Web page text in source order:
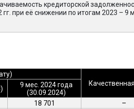
кредиторской
гг. при её снижении по итогам 2023 – 9
9 мес. 2024 года
(30.09.2024)
18 701
–